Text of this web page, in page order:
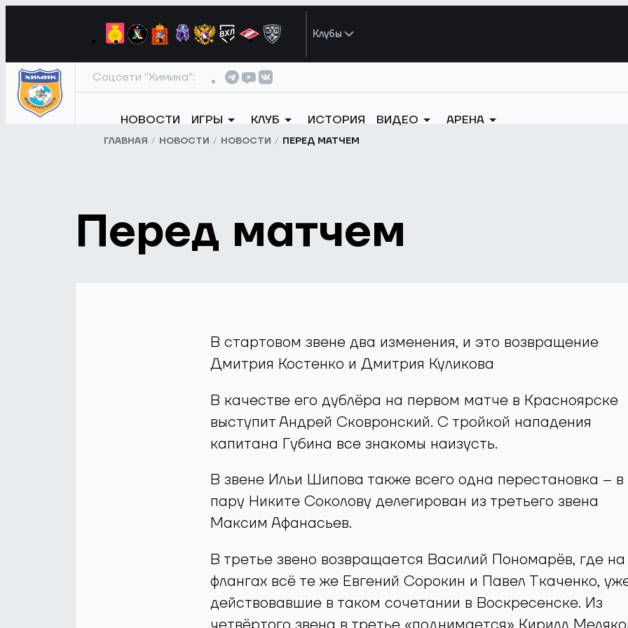
Клубы
Соцсети "Химика":
НОВОСТИ ИГРЫ КЛУБ ИСТОРИЯ ВИДЕО АРЕНА
ГЛАВНАЯ НОВОСТИ НОВОСТИ ПЕРЕД МАТЧЕМ
Перед матчем
В стартовом звене два изменения, и это возвращение
Дмитрия Костенко и Дмитрия Куликова
В качестве его дублёра на первом матче в Красноярске
выступит Андрей Сковронский. С тройкой нападения
капитана Губина все знакомы наизусть.
В звене Ильи Шипова также всего одна перестановка – в
пару Никите Соколову делегирован из третьего звена
Максим Афанасьев.
В третье звено возвращается Василий Пономарёв, где на
флангах всё те же Евгений Сорокин и Павел Ткаченко,
действовавшие в таком сочетании в Воскресенске. Из